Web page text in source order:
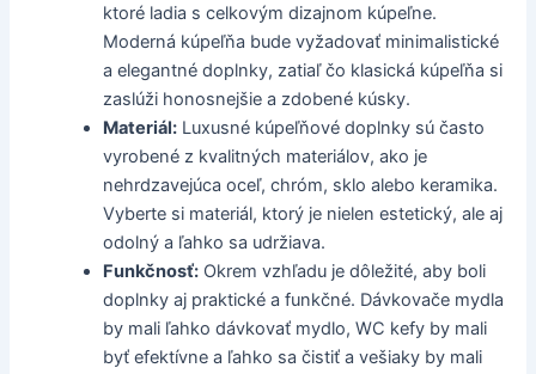
ktoré ladia s celkovým dizajnom kúpeľne.
Moderná kúpeľňa bude vyžadovať minimalistické
a elegantné doplnky, zatiaľ čo klasická kúpeľňa si
zaslúži honosnejšie a zdobené kúsky.
Materiál: Luxusné kúpeľňové doplnky sú často
vyrobené z kvalitných materiálov, ako je
nehrdzavejúca oceľ, chróm, sklo alebo keramika.
Vyberte si materiál, ktorý je nielen estetický, ale aj
odolný a ľahko sa udržiava.
Funkčnosť: Okrem vzhľadu je dôležité, aby boli
doplnky aj praktické a funkčné. Dávkovače mydla
by mali ľahko dávkovať mydlo, WC kefy by mali
byť efektívne a ľahko sa čistiť a vešiaky by mali